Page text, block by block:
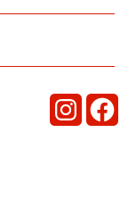
Instagram